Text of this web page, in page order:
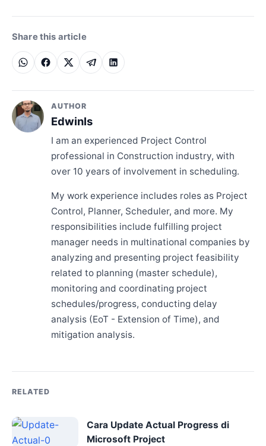
Share this article
AUTHOR
Edwinls
I am an experienced Project Control
professional in Construction industry, with
over 10 years of involvement in scheduling.
My work experience includes roles as Project
Control, Planner, Scheduler, and more. My
responsibilities include fulfilling project
manager needs in multinational companies by
analyzing and presenting project feasibility
related to planning (master schedule),
monitoring and coordinating project
schedules/progress, conducting delay
analysis (EoT - Extension of Time), and
mitigation analysis.
RELATED
Cara Update Actual Progress di
Microsoft Project